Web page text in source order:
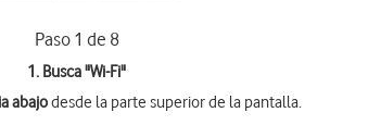
Paso 1 de 8
1. Busca "Wi-Fi"
abajodesde la parte superior de la pantalla.